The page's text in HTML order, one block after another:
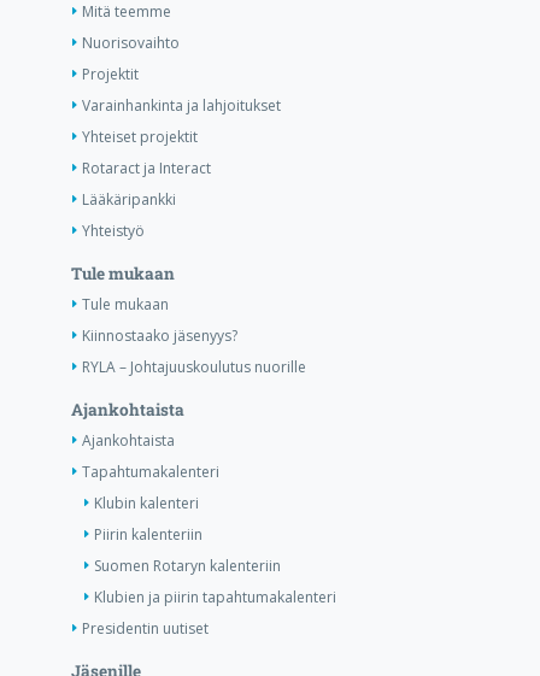
Mitä teemme
Nuorisovaihto
Projektit
Varainhankinta ja lahjoitukset
Yhteiset projektit
Rotaract ja Interact
Lääkäripankki
Yhteistyö
Tule mukaan
Tule mukaan
Kiinnostaako jäsenyys?
RYLA – Johtajuuskoulutus nuorille
Ajankohtaista
Ajankohtaista
Tapahtumakalenteri
Klubin kalenteri
Piirin kalenteriin
Suomen Rotaryn kalenteriin
Klubien ja piirin tapahtumakalenteri
Presidentin uutiset